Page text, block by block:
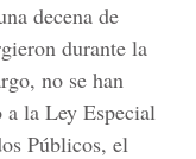
decena de
durante la
no se han
la Ley Especial
Públicos, el